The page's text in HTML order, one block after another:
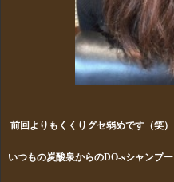
前回よりもくくりグセ弱めです（笑）
いつもの炭酸泉からのDO-sシャンプー